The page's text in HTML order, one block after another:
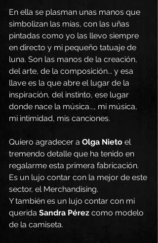
En ella se plasman unas manos que
simbolizan las mías, con las uñas
pintadas como yo las llevo siempre
en directo y mi pequeño tatuaje de
luna. Son las manos de la creación,
del arte, de la composición... y esa
llave es la que abre el lugar de la
inspiración, del instinto, ese lugar
donde nace la música..., mi música,
mi intimidad, mis canciones.
Quiero agradecer a Olga Nieto el
tremendo detalle que ha tenido en
regalarme esta primera fabricación.
Es un lujo contar con la mejor de este
sector, el Merchandising.
Y también es un lujo contar con mi
querida Sandra Pérez como modelo
de la camiseta.